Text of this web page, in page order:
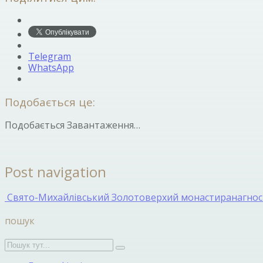
Telegram
WhatsApp
Подобається це:
Подобається Завантаження…
Post navigation
Свято-Михайлівський Золотоверхий монастир
пошук